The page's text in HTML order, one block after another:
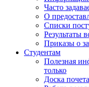
Часто
О
Списки
Результаты
Приказы о
Студентам
Полезная
только
Доска